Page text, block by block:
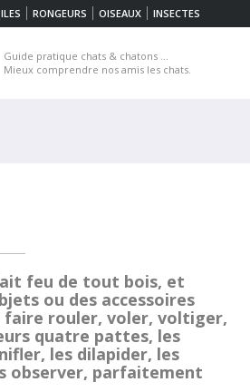
RONGEURS OISEAUX INSECTES
Guide pratique chats & chatons ...
Mieux comprendre nos amis les chats.
feu de tout bois, et
ou des accessoires
rouler, voler, voltiger,
quatre pattes, les
les dilapider, les
observer, parfaitement